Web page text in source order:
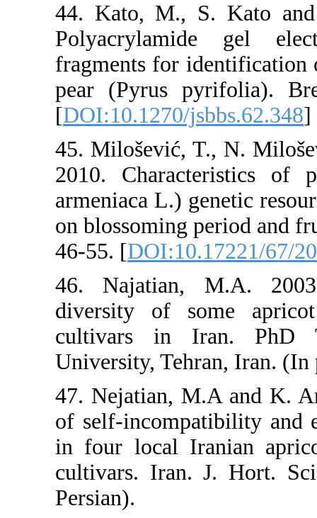
44. Kato, M.,
fragments for
pear (Pyrus
[DOI:10.1270/
45. Milošević,
2010.
armeniaca L.)
on blossoming
46-55. [
46.
diversity of
cultivars in
University,
47. Nejatian,
of self-
in four local
cultivars.